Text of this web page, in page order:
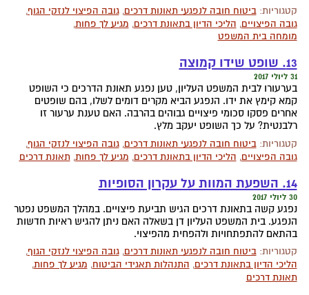
קטגוריות:ביטוח חובה לנפגעי תאונות דרכים,גובה הפיצוי לנזקי הגוף,
גובה הפיצויים, הליכי הדיון בתאונת דרכים, מגיע לך פחות,
מומחה בית המשפט
13. שופט שידו קמוצה
31 ליולי 2017
בערעורו לבית המשפט העליון, טען נפגע תאונת הדרכים כי השופט
קמא קימץ את ידו. הנפגע הביא מקרים דומים לשלו, בהם שופטים
אחרים פסקו סכומי פיצויים גבוהים בהרבה. האם טענת ערעור זו
רלבנטית? על כך השופט יעקב מלץ.
קטגוריות:ביטוח חובה לנפגעי תאונות דרכים,גובה הפיצוי לנזקי הגוף,
גובה הפיצויים, הליכי הדיון בתאונת דרכים, מגיע לך פחות,תאונת דרכים
14. השפעת המוות על עקרון הסופיות
30 ליולי 2017
נפגע קשה בתאונת דרכים הגיש תביעת פיצויים. במהלך המשפט נפטר
הנפגע. בית המשפט העליון דן בשאלה האם ניתן להגיש ראיות חדשות
בהתאם להתפתחויות ולהפחית מהפיצוי.
קטגוריות:ביטוח חובה לנפגעי תאונות דרכים,גובה הפיצוי לנזקי הגוף,
הליכי הדיון בתאונת דרכים, התנהלות תאגידי הביטוח, מגיע לך פחות,
תאונת דרכים